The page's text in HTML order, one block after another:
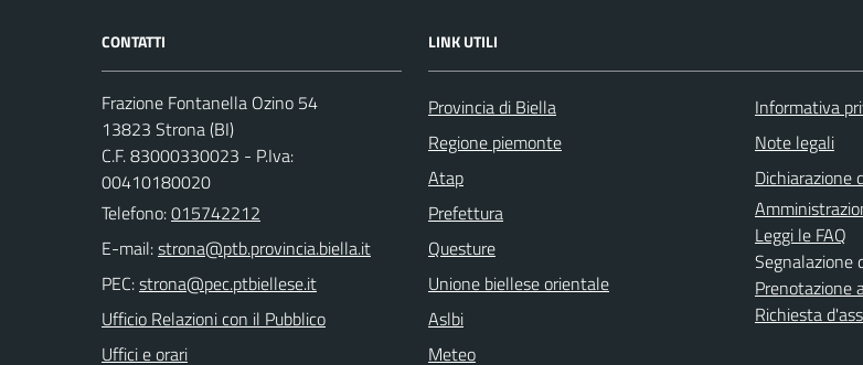
CONTATTI
Frazione Fontanella Ozino 54
13823 Strona (BI)
C.F. 83000330023 - P.Iva:
00410180020
Telefono:015742212
E-mail:
PEC:
Ufficio Relazioni con il Pubblico
Uffici e orari
LINK UTILI
Provincia di Biella
Regione piemonte
Atap
Prefettura
Questure
Unione biellese orientale
Aslbi
Meteo
Informativa
Note legali
Dichiarazione
Leggi le FAQ
Segnalazione
Prenotazione
Richiesta